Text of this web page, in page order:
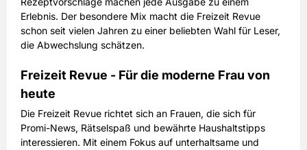
Erlebnis. Der besondere Mix macht die Freizeit Revue
schon seit vielen Jahren zu einer beliebten Wahl für Leser,
die Abwechslung schätzen.
Freizeit Revue - Für die moderne Frau von
heute
Die Freizeit Revue richtet sich an Frauen, die sich für
Promi-News, Rätselspaß und bewährte Haushaltstipps
interessieren. Mit einem Fokus auf unterhaltsame und